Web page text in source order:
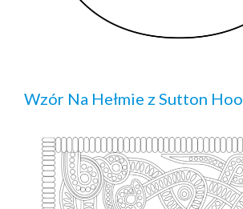
Wzór Na Hełmie z Sutton Hoo